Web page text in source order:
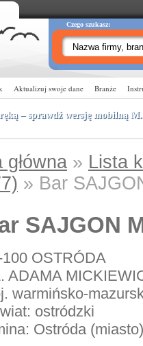
Czego szukasz:
Aktualizuj swoje dane Branże
– sprawdź wersję mobilną
główna » Lista
» Bar
SAJGON
100 OSTRÓDA
ADAMA
warmińsko-
ostródzki
Ostróda (miasto)